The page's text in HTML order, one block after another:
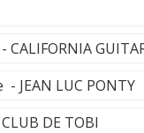
- JEAN LUC PONTY
DE TOBI